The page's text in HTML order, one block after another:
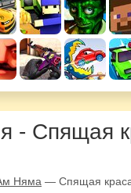
- Спящая
Няма — Спящая